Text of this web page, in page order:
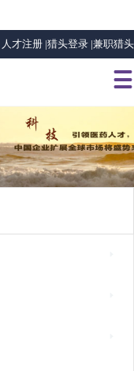
人才注册 |猎头登录 |兼职猎头
